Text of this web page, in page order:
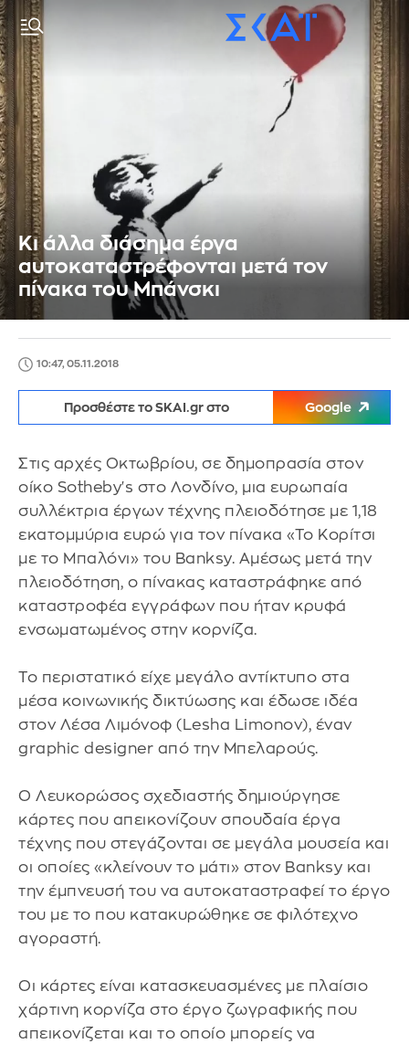
Κι άλλα διάσημα έργα
αυτοκαταστρέφονται μετά τον
πίνακα του Μπάνσκι
10:47, 05.11.2018
Προσθέστε το SKAI.gr στο Google
Στις αρχές Οκτωβρίου, σε δημοπρασία στον
οίκο Sotheby's στο Λονδίνο, μια ευρωπαία
συλλέκτρια έργων τέχνης πλειοδότησε με 1,18
εκατομμύρια ευρώ για τον πίνακα «Το Κορίτσι
με το Μπαλόνι» του Banksy. Αμέσως μετά την
πλειοδότηση, ο πίνακας καταστράφηκε από
καταστροφέα εγγράφων που ήταν κρυφά
ενσωματωμένος στην κορνίζα.
Το περιστατικό είχε μεγάλο αντίκτυπο στα
μέσα κοινωνικής δικτύωσης και έδωσε ιδέα
στον Λέσα Λιμόνοφ (Lesha Limonov), έναν
graphic designer από την Μπελαρούς.
Ο Λευκορώσος σχεδιαστής δημιούργησε
κάρτες που απεικονίζουν σπουδαία έργα
τέχνης που στεγάζονται σε μεγάλα μουσεία και
οι οποίες «κλείνουν το μάτι» στον Banksy και
την έμπνευσή του να αυτοκαταστραφεί το έργο
του με το που κατακυρώθηκε σε φιλότεχνο
αγοραστή.
Οι κάρτες είναι κατασκευασμένες με πλαίσιο
χάρτινη κορνίζα στο έργο ζωγραφικής που
απεικονίζεται και το οποίο μπορείς να